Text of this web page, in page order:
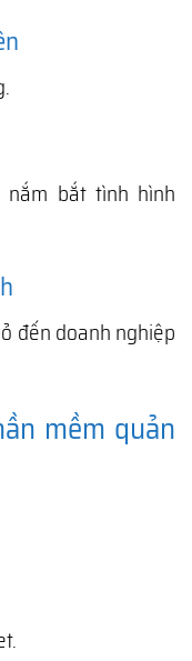
bắt tình hình
đến doanh nghiệp
mềm quản